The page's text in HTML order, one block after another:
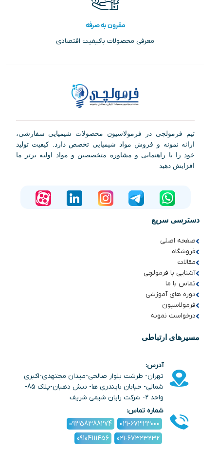
مقرون به صرفه
معرفی محصولات باکیفیت اقتصادی
تیم فرمولچی در فرمولاسیون محصولات شیمیایی سفارشی،
ارائه نمونه و فروش مواد شیمیایی تخصص دارد. کیفیت تولید
خود را با راهنمایی و مشاوره متخصصین و مواد اولیه برتر ما
افزایش دهید
دسترسی سریع
صفحه اصلی
فروشگاه
مقالات
آشنایی با فرمولچی
تماس با ما
دوره های آموزشی
فرمولاسیون
درخواست نمونه
مسیرهای ارتباطی
آدرس:
تهران- طرشت بلوار صالحی-میدان مجتهدی-اکبری
شمالی- خیابان بایندری ها- نبش دهبان-پلاک 85-
واحد 2- شرکت رایان شیمی شریف
شماره تماس:
021-67323000
09358388274
021-67323232
09104111456